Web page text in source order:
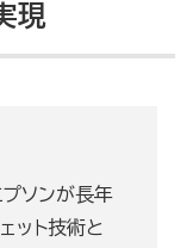
現
ソンが長年
ット技術と